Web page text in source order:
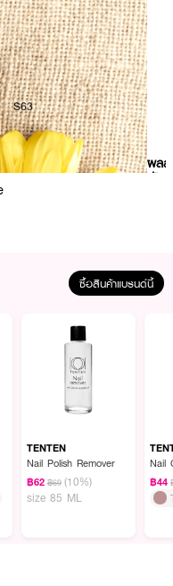
ผลลั
วัตถุดิบที่ใช้นำเข้าจากยุโรป
ง่าย แห้งไว สีติดทนนาน เงางาม
ด้วยส่วนผสมที่ปราศจาก 5 Free
ซื้อสินค้าแบรนด์นี้
TENTEN
Nail Polish Remover
฿62 ฿69 (10%)
size 85 ML
Nail
฿44